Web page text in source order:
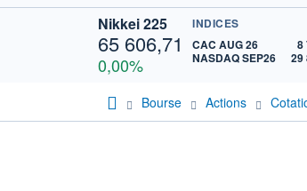
Nikkei 225
65 606,71
0,00%
INDICES
CAC AUG 26
8
NASDAQ SEP26
29
Bourse Actions